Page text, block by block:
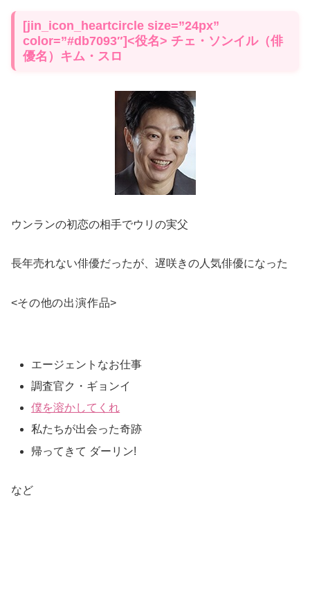
[jin_icon_heartcircle size=”24px”
color=”#db7093″]<役名> チェ・ソンイル（俳
優名）キム・スロ
ウンランの初恋の相手でウリの実父
長年売れない俳優だったが、遅咲きの人気俳優になった
<その他の出演作品>
エージェントなお仕事
調査官ク・ギョンイ
僕を溶かしてくれ
私たちが出会った奇跡
帰ってきて ダーリン!
など